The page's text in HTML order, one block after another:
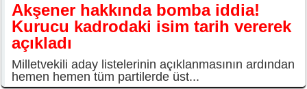
Akşener hakkında bomba iddia!
Kurucu kadrodaki isim tarih vererek
açıkladı
Milletvekili aday listelerinin açıklanmasının ardından
hemen hemen tüm partilerde üst...